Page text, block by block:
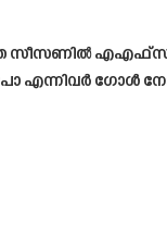
എഎഫ്‌സി
എന്നിവർ ഗോൾ